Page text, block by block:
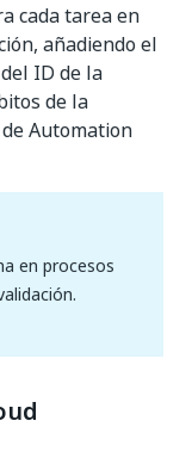
cada tarea en
añadiendo el
ID de la
de la
Automation
en procesos